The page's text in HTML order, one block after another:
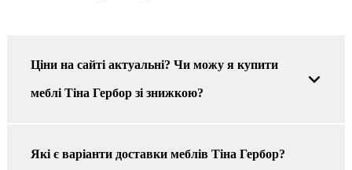
Ціни на сайті актуальні? Чи можу я купити
меблі Тіна Гербор зі знижкою?
Які є варіанти доставки меблів Тіна Гербор?